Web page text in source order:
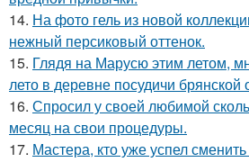
14. На фото гель из новой
нежный персиковый оттенок.
15. Глядя на Марусю этим летом,
лето в деревне посудичи брянской
16. Спросил у своей любимой
месяц на свои процедуры.
17. Мастера, кто уже успел